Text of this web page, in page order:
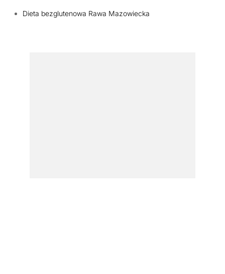
Dieta bezglutenowa Rawa Mazowiecka